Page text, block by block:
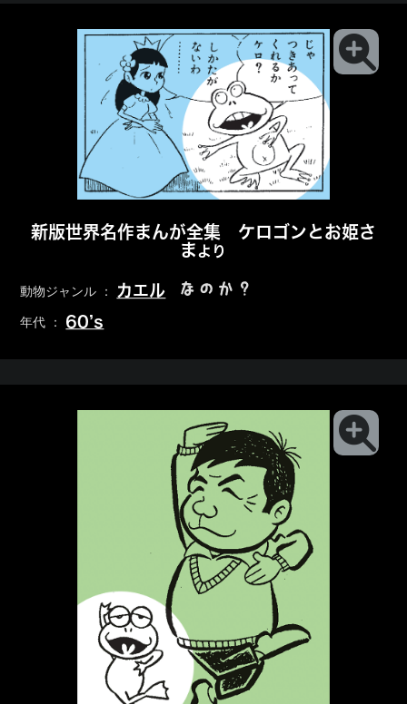
新版世界名作まんが全集 ケロゴンとお姫さ
まより
動物ジャンル ： カエル なのか？
年代 ： 60’s